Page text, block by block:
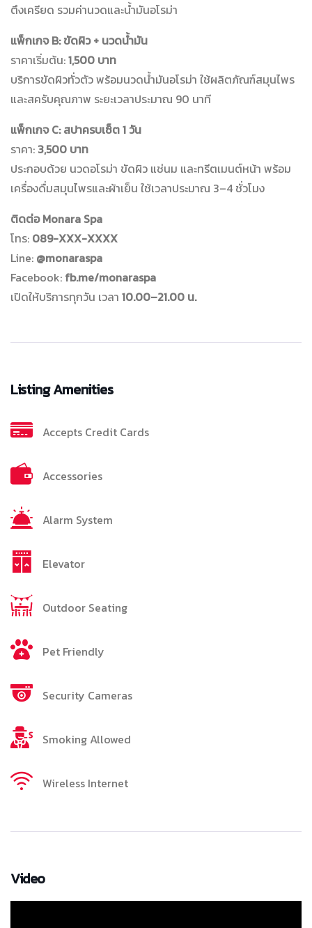
ตึงเครียด รวมค่านวดและน้ำมันอโรม่า
แพ็กเกจ B: ขัดผิว + นวดน้ำมัน
ราคาเริ่มต้น:1,500 บาท
บริการขัดผิวทั่วตัว พร้อมนวดน้ำมันอโรม่า ใช้ผลิตภัณฑ์สมุนไพร
และสครับคุณภาพ ระยะเวลาประมาณ 90 นาที
แพ็กเกจ C: สปาครบเซ็ต 1 วัน
ราคา: 3,500 บาท
ประกอบด้วย นวดอโรม่า ขัดผิว แช่นม และทรีตเมนต์หน้า พร้อม
เครื่องดื่มสมุนไพรและผ้าเย็น ใช้เวลาประมาณ 3–4 ชั่วโมง
ติดต่อ Monara Spa
โทร: 089-XXX-XXXX
Line: @monaraspa
Facebook: fb.me/monaraspa
เปิดให้บริการทุกวัน เวลา 10.00–21.00 น.
Listing Amenities
Accepts Credit Cards
Accessories
Alarm System
Elevator
Outdoor Seating
Pet Friendly
Security Cameras
Smoking Allowed
Wireless Internet
Video